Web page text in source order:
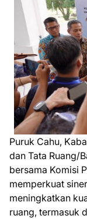
Puruk Cahu,
dan Tata Ruang/
bersama Komisi
memperkuat
meningkatkan
ruang, termasuk